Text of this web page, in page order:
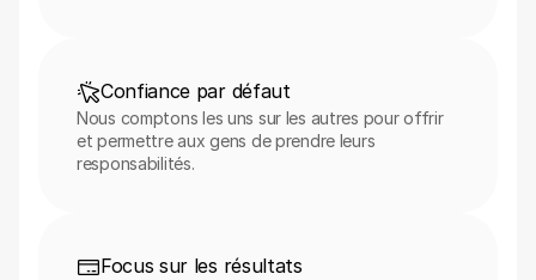
Confiance par défaut
Nous comptons les uns sur les autres pour offrir
et permettre aux gens de prendre leurs
responsabilités.
Focus sur les résultats